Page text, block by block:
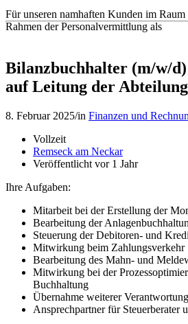
Für unseren namhaften Kunden im
Rahmen der Personalvermittlung als
Bilanzbuchhalter (m/w/
auf Leitung der
8. Februar 2025/in Finanzen und
Vollzeit
Remseck am Neckar
Veröffentlicht vor 1 Jahr
Ihre Aufgaben:
Mitarbeit bei der Erstellung der
Bearbeitung der
Steuerung der Debitoren- und
Mitwirkung beim Zahlungsverkehr
Bearbeitung des Mahn- und
Mitwirkung bei der
Buchhaltung
Übernahme weiterer Verantwortung
Ansprechpartner für Steuerberater